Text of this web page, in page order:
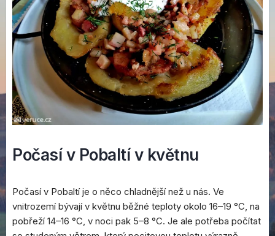
Počasí v Pobaltí v květnu
Počasí v Pobaltí je o něco chladnější než u nás. Ve
vnitrozemí bývají v květnu běžné teploty okolo 16–19 °C, na
pobřeží 14–16 °C, v noci pak 5–8 °C. Je ale potřeba počítat